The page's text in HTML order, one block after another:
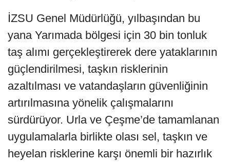
İZSU Genel Müdürlüğü, yılbaşından bu
yana Yarımada bölgesi için 30 bin tonluk
taş alımı gerçekleştirerek dere yataklarının
güçlendirilmesi, taşkın risklerinin
azaltılması ve vatandaşların güvenliğinin
artırılmasına yönelik çalışmalarını
sürdürüyor. Urla ve Çeşme’de tamamlanan
uygulamalarla birlikte olası sel, taşkın ve
heyelan risklerine karşı önemli bir hazırlık